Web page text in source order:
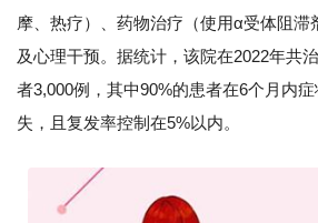
摩、热疗）、药物治疗（使用α受体阻滞
及心理干预。据统计，该院在2022年共
者3,000例，其中90%的患者在6个月内
失，且复发率控制在5%以内。